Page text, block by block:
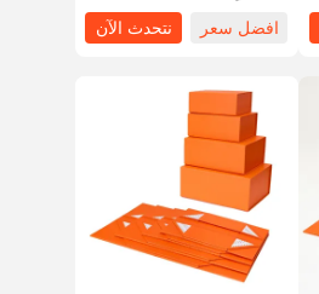
افضل سعر
نتحدث الآن